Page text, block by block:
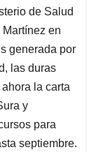
de Salud
en
generada por
las duras
la carta
y
para
septiembre.